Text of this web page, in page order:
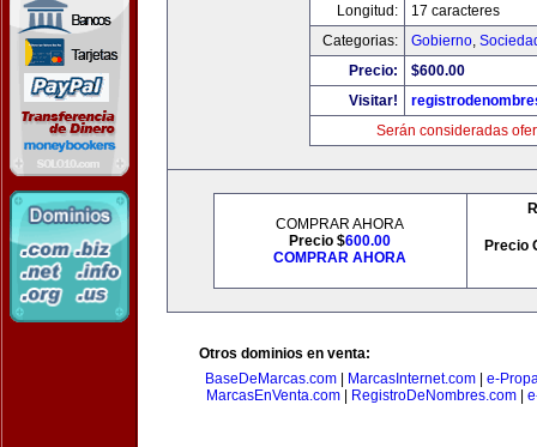
Longitud:
17 caracteres
Categorias:
Gobierno,
Precio:
$600.00
Visitar!
Serán consideradas
COMPRAR AHORA
Precio $600.00
COMPRAR AHORA
Precio
Otros dominios en venta:
BaseDeMarcas.com| MarcasInternet.com| e-
MarcasEnVenta.com
RegistroDeNombres.com